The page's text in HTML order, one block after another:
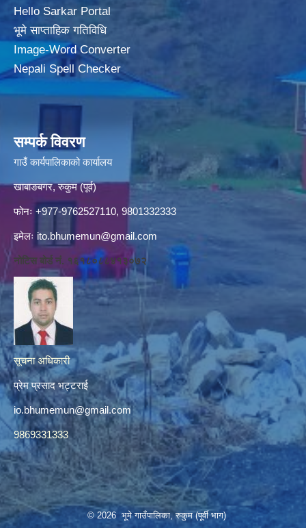
Hello Sarkar Portal
भूमे साप्ताहिक गतिविधि
Image-Word Converter
Nepali Spell Checker
सम्पर्क विवरण
गाउँ कार्यपालिकाको कार्यालय
खाबाङबगर, रुकुम (पूर्व)
फोनः +977-9762527110, 9801332333
इमेलः ito.bhumemun@gmail.com
नोटिस बोर्ड नं. १६१८०८८४१३०७२
सूचना अधिकारी
प्रेम प्रसाद भट्टराई
io.bhumemun@gmail.com
9869331333
© 2026 भूमे गाउँपालिका, रुकुम (पूर्वी भाग)